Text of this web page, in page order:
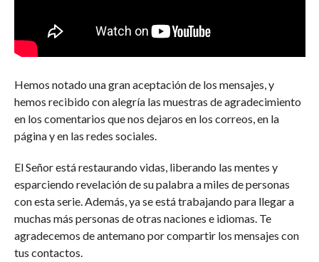
Hemos notado una gran aceptación de los mensajes, y
hemos recibido con alegría las muestras de agradecimiento
en los comentarios que nos dejaros en los correos, en la
página y en las redes sociales.
El Señor está restaurando vidas, liberando las mentes y
esparciendo revelación de su palabra a miles de personas
con esta serie. Además, ya se está trabajando para llegar a
muchas más personas de otras naciones e idiomas. Te
agradecemos de antemano por compartir los mensajes con
tus contactos.